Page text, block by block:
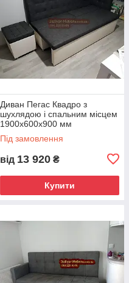
Диван Пегас Квадро з
шухлядою і спальним місцем
1900х600х900 мм
Під замовлення
від 13 920 ₴
Купити